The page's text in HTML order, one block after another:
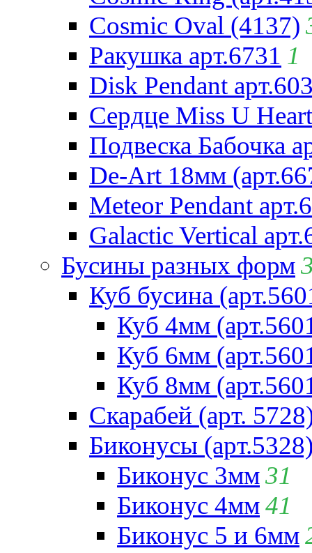
Cosmic Oval (4137)
Ракушка арт.6731 1
Disk Pendant
Сердце Miss U
Подвеска Бабочка
De-Art 18мм
Meteor Pendant
Galactic Vertical
Бусины разных форм
Куб бусина
Куб 4мм
Куб 6мм
Куб 8мм
Скарабей (арт.
Биконусы
Биконус 3мм31
Биконус 4мм41
Биконус 5 и 6мм